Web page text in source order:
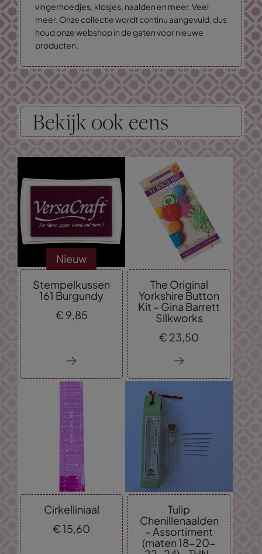
vingerhoedjes, klosjes, naalden en meer. Veel
meer. Onze collectie wordt continu aangevuld, dus
houd onze webshop in de gaten voor nieuwe
producten.
Bekijk ook eens
Nieuw
Stempelkussen
161 Burgundy
€ 9,85
The Original
Yorkshire Button
Kit – Gina Barrett
Silkworks
€ 23,50
Cirkelliniaal
€15, 60
Tulip
Chenillenaalden
– Assortiment
(maten 18-20-